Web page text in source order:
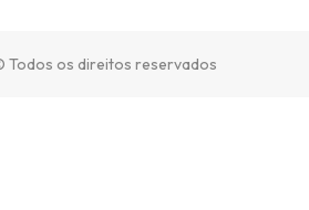
Todos os direitos reservados